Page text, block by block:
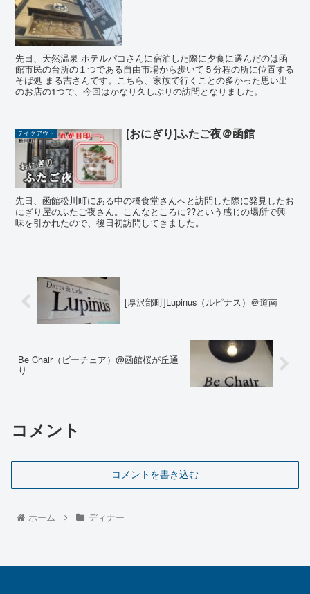
先日、天然温泉 ホテルパコさんに宿泊した際に夕食に選んだのは函
館市民の台所の１つである自由市場から歩いて５分程の所に位置する
そば処 まる吉さんです。こちら、家族で行くことの多かった思い出
のお店の1つで、今回はかなり久しぶりの訪問となりました。
テイクアウト [おにぎり]ふたご夜＠函館
先日、函館松川町にある中の橋食堂さんへと訪問した際に発見したお
にぎり屋のふたご夜さん。こんなところに??という感じの場所で興
味を引かれたので、後日初訪問してきました。
[厚沢部町]Lupinus（ルピナス）＠道南
Be Chair（ビーチェア）@函館桜が丘通
り
コメント
コメントを書き込む
ホーム ディナー